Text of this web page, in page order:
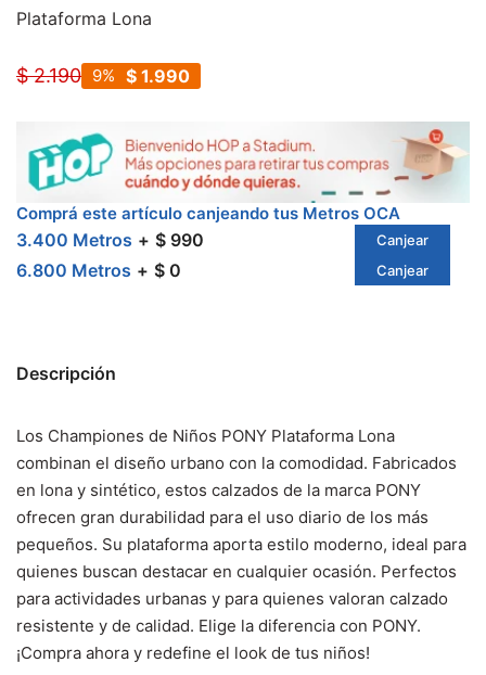
Plataforma Lona
$ 2.190 $ 1.990
9
Comprá este artículo canjeando tus Metros OCA
3.400 Metros $ 990 Canjear
6.800 Metros $ 0 Canjear
Descripción
Los Championes de Niños PONY Plataforma Lona
combinan el diseño urbano con la comodidad. Fabricados
en lona y sintético, estos calzados de la marca PONY
ofrecen gran durabilidad para el uso diario de los más
pequeños. Su plataforma aporta estilo moderno, ideal para
quienes buscan destacar en cualquier ocasión. Perfectos
para actividades urbanas y para quienes valoran calzado
resistente y de calidad. Elige la diferencia con PONY.
¡Compra ahora y redefine el look de tus niños!